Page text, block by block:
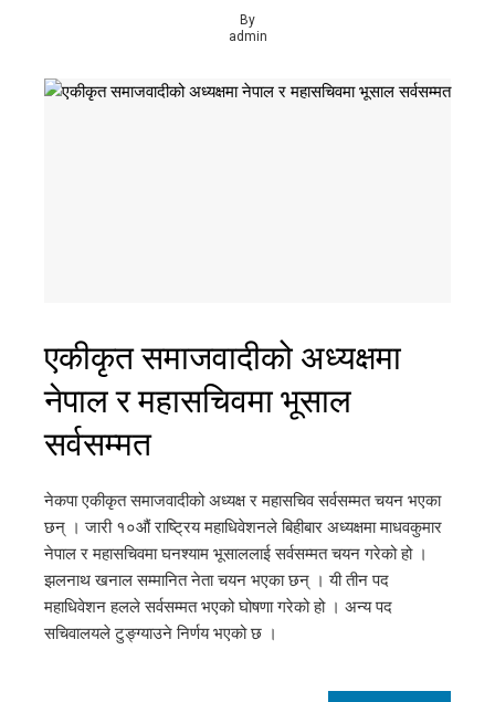
By
admin
एकीकृत समाजवादीको अध्यक्षमा
नेपाल र महासचिवमा भूसाल
सर्वसम्मत
नेकपा एकीकृत समाजवादीको अध्यक्ष र महासचिव सर्वसम्मत चयन भएका
छन् । जारी १०औं राष्ट्रिय महाधिवेशनले बिहीबार अध्यक्षमा माधवकुमार
नेपाल र महासचिवमा घनश्याम भूसाललाई सर्वसम्मत चयन गरेको हो ।
झलनाथ खनाल सम्मानित नेता चयन भएका छन् । यी तीन पद
महाधिवेशन हलले सर्वसम्मत भएको घोषणा गरेको हो । अन्य पद
सचिवालयले टुङ्ग्याउने निर्णय भएको छ ।